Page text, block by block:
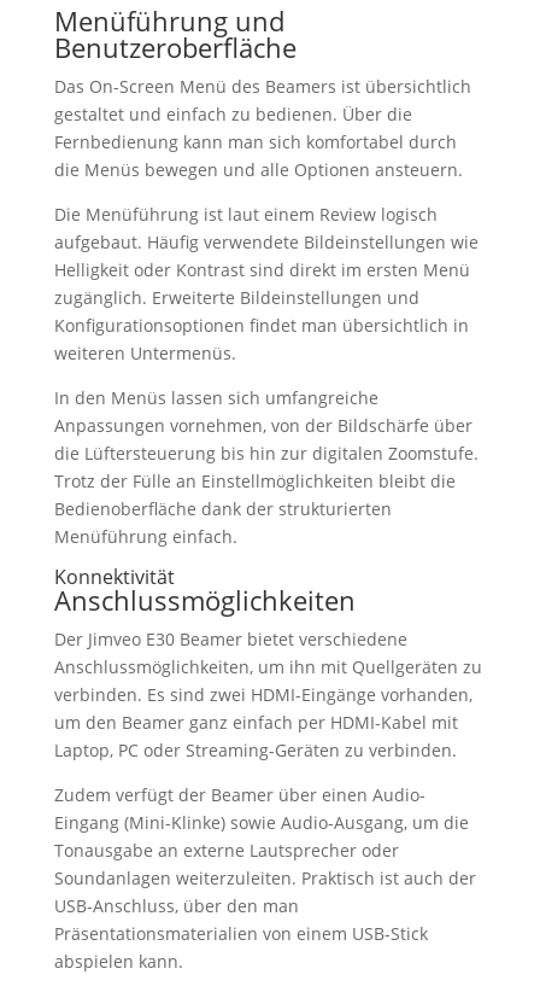
Menüführung und
Benutzeroberfläche
Das On-Screen Menü des Beamers ist übersichtlich
gestaltet und einfach zu bedienen. Über die
Fernbedienung kann man sich komfortabel durch
die Menüs bewegen und alle Optionen ansteuern.
Die Menüführung ist laut einem Review logisch
aufgebaut. Häufig verwendete Bildeinstellungen wie
Helligkeit oder Kontrast sind direkt im ersten Menü
zugänglich. Erweiterte Bildeinstellungen und
Konfigurationsoptionen findet man übersichtlich in
weiteren Untermenüs.
In den Menüs lassen sich umfangreiche
Anpassungen vornehmen, von der Bildschärfe über
die Lüftersteuerung bis hin zur digitalen Zoomstufe.
Trotz der Fülle an Einstellmöglichkeiten bleibt die
Bedienoberfläche dank der strukturierten
Menüführung einfach.
Konnektivität
Anschlussmöglichkeiten
Der Jimveo E30 Beamer bietet verschiedene
Anschlussmöglichkeiten, um ihn mit Quellgeräten zu
verbinden. Es sind zwei HDMI-Eingänge vorhanden,
um den Beamer ganz einfach per HDMI-Kabel mit
Laptop, PC oder Streaming-Geräten zu verbinden.
Zudem verfügt der Beamer über einen Audio-
Eingang (Mini-Klinke) sowie Audio-Ausgang, um die
Tonausgabe an externe Lautsprecher oder
Soundanlagen weiterzuleiten. Praktisch ist auch der
USB-Anschluss, über den man
Präsentationsmaterialien von einem USB-Stick
abspielen kann.